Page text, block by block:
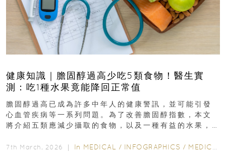
健康知識｜膽固醇過高少吃5類食物！醫生實
測：吃1種水果竟能降回正常值
膽固醇過高已成為許多中年人的健康警訊，並可能引發
心血管疾病等一系列問題。為了改善膽固醇指數，本文
將介紹五類應減少攝取的食物，以及一種有益的水果，
7th March, 2026 ｜ In MEDICAL / INFOGRAPHICS / MEDICAL